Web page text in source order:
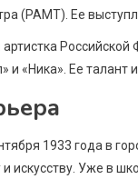
(РАМТ). Ее
и «Ника». Ее
1933 года в
и искусству. Уже в